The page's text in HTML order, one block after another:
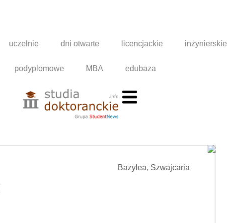
uczelnie dni otwarte licencjackie inżynierskie
podyplomowe MBA edubaza
Bazylea, Szwajcaria